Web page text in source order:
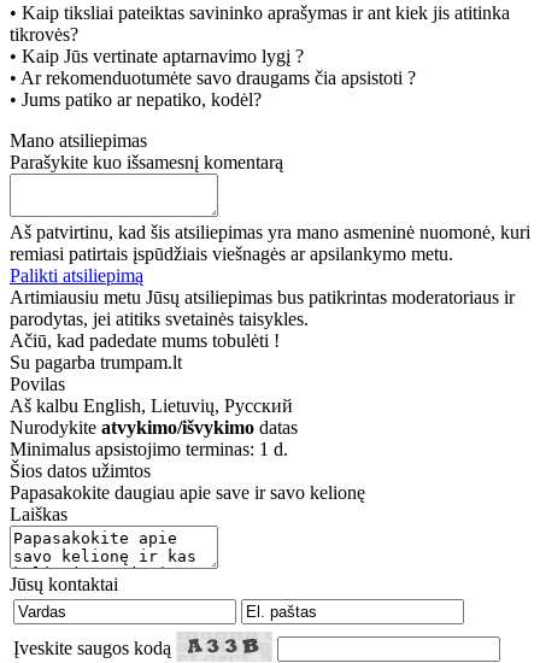
• Kaip tiksliai pateiktas savininko aprašymas ir ant kiek jis atitinka
tikrovės?
• Kaip Jūs vertinate aptarnavimo lygį ?
• Ar rekomenduotumėte savo draugams čia apsistoti ?
• Jums patiko ar nepatiko, kodėl?
Mano atsiliepimas
Parašykite kuo išsamesnį komentarą
Aš patvirtinu, kad šis atsiliepimas yra mano asmeninė nuomonė, kuri
remiasi patirtais įspūdžiais viešnagės ar apsilankymo metu.
Palikti atsiliepimą
Artimiausiu metu Jūsų atsiliepimas bus patikrintas moderatoriaus ir
parodytas, jei atitiks svetainės taisykles.
Ačiū, kad padedate mums tobulėti !
Su pagarba trumpam.lt
Povilas
Aš kalbu English, Lietuvių, Русский
Nurodykite atvykimo/išvykimo datas
Minimalus apsistojimo terminas: 1 d.
Šios datos užimtos
Papasakokite daugiau apie save ir savo kelionę
Laiškas
Jūsų kontaktai
Įveskite saugos kodą